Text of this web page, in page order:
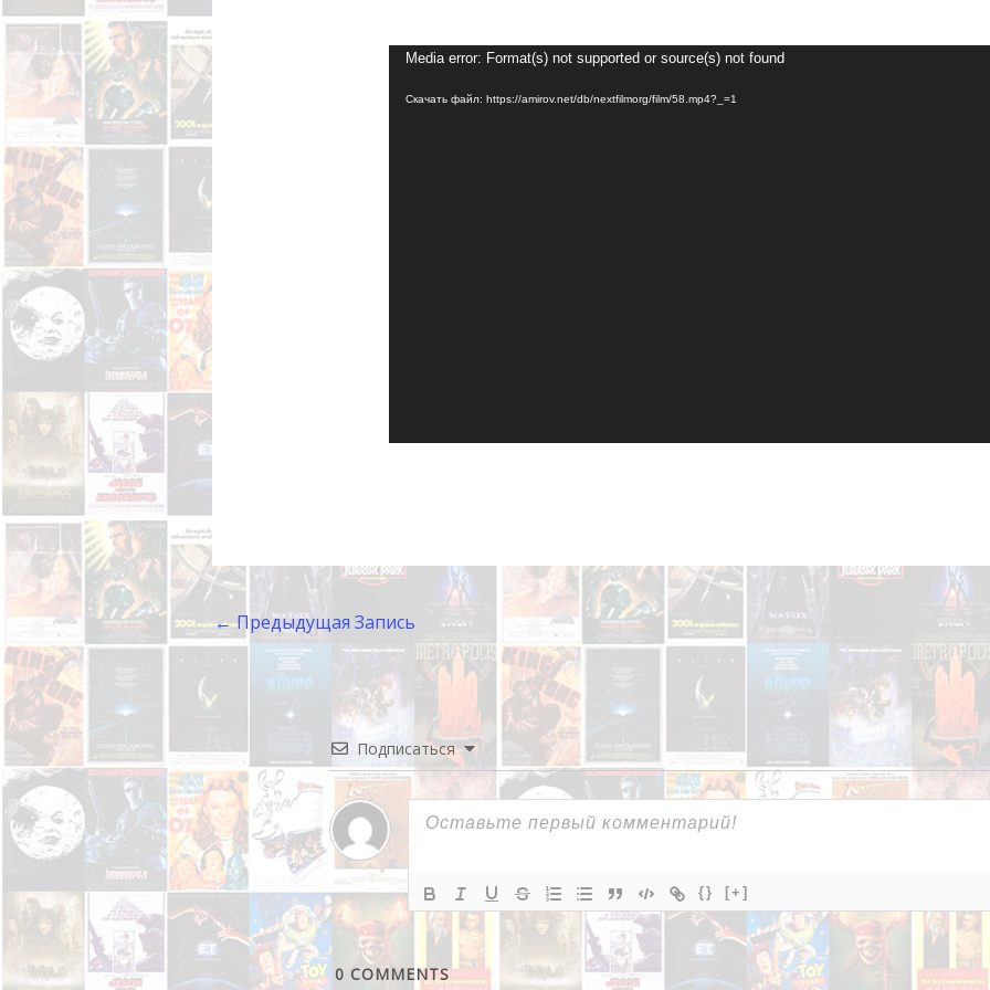
Видеоплеер
Media error: Format(s) not supported or source(s) not found
Скачать файл: https://amirov.net/db/nextfilmorg/film/58.mp4?_=1
←Предыдущая Запись
Подписаться
{} [+]
0 COMMENTS